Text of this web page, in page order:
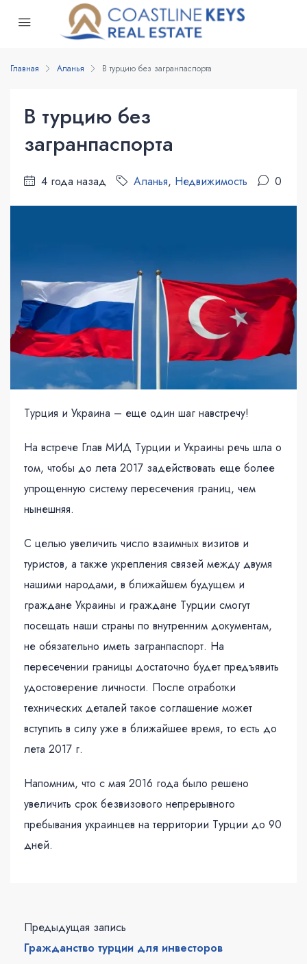
Главная Аланья В турцию без загранпаспорта
В турцию без
загранпаспорта
4 года назад Аланья, Недвижимость 0
Турция и Украина – еще один шаг навстречу!
На встрече Глав МИД Турции и Украины речь шла о
том, чтобы до лета 2017 задействовать еще более
упрощенную систему пересечения границ, чем
нынешняя.
С целью увеличить число взаимных визитов и
туристов, а также укрепления связей между двумя
нашими народами, в ближайшем будущем и
граждане Украины и граждане Турции смогут
посещать наши страны по внутренним документам,
не обязательно иметь загранпаспорт. На
пересечении границы достаточно будет предъявить
удостоверение личности. После отработки
технических деталей такое соглашение может
вступить в силу уже в ближайшее время, то есть до
лета 2017 г.
Напомним, что с мая 2016 года было решено
увеличить срок безвизового непрерывного
пребывания украинцев на территории Турции до 90
дней.
Предыдущая запись
Гражданство турции для инвесторов